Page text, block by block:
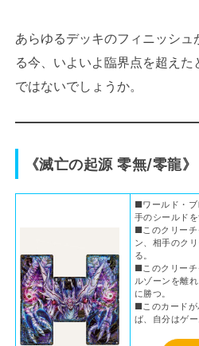
あらゆるデッキのフィニッシ
る今、いよいよ臨界点を超え
ではないでしょうか。
《滅亡の起源 零無/零龍》
■ワールド・ブ
手のシールド
■このクリーチ
ン、相手のク
る。
■このクリーチ
ルゾーンを離
に勝つ。
■このカードが
ば、自分はゲー